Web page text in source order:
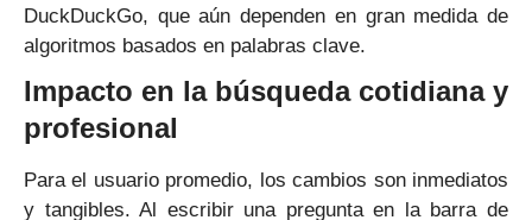
DuckDuckGo, que aún dependen en gran medida de
algoritmos basados en palabras clave.
Impacto en la búsqueda cotidiana y
profesional
Para el usuario promedio, los cambios son inmediatos
y tangibles. Al escribir una pregunta en la barra de